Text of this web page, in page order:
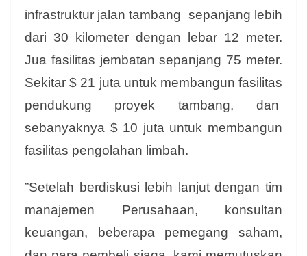
infrastruktur jalan tambang sepanjang lebih
dari 30 kilometer dengan lebar 12 meter.
Jua fasilitas jembatan sepanjang 75 meter.
Sekitar $ 21 juta untuk membangun fasilitas
pendukung proyek tambang, dan
sebanyaknya $ 10 juta untuk membangun
fasilitas pengolahan limbah.
”Setelah berdiskusi lebih lanjut dengan tim
manajemen Perusahaan, konsultan
keuangan, beberapa pemegang saham,